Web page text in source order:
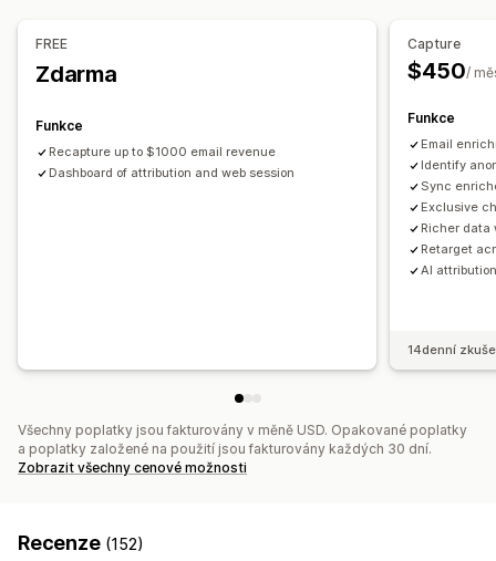
Sociální sítě
Správa pixelů
Sledování výkonnosti
Metriky zapojení
Analýza návratnosti investic
Míry prokliku
FREE
Zdarma
Funkce
Recapture up to $1000 email revenue
Dashboard of attribution and web session
Capture
$450/
Funkce
Email
Identify
Sync
Exclusive
Richer
Retarget
AI
14denní
Všechny poplatky jsou fakturovány v měně USD. Opakované poplatky
a poplatky založené na použití jsou fakturovány každých 30 dní.
Zobrazit všechny cenové možnosti
Recenze (152)